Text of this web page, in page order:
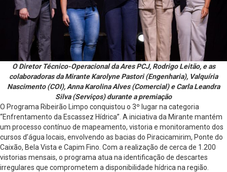
O Diretor Técnico-Operacional da Ares PCJ, Rodrigo Leitão, e as
colaboradoras da Mirante Karolyne Pastori (Engenharia), Valquíria
Nascimento (COI), Anna Karolina Alves (Comercial) e Carla Leandra
Silva (Serviços) durante a premiação
O Programa Ribeirão Limpo conquistou o 3º lugar na categoria
“Enfrentamento da Escassez Hídrica”. A iniciativa da Mirante mantém
um processo contínuo de mapeamento, vistoria e monitoramento dos
cursos d’água locais, envolvendo as bacias do Piracicamirim, Ponte do
Caixão, Bela Vista e Capim Fino. Com a realização de cerca de 1.200
vistorias mensais, o programa atua na identificação de descartes
irregulares que comprometem a disponibilidade hídrica na região.